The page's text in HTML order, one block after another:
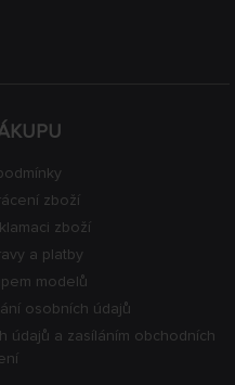
zboží
zboží
a platby
modelů
osobních údajů
údajů a zasíláním obchodních